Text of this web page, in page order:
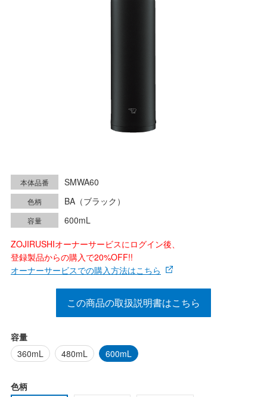
本体品番 SMWA60
色柄 BA（ブラック）
容量
600mL
ZOJIRUSHIオーナーサービスにログイン後、
登録製品からの購入で20%OFF!!
オーナーサービスでの購入方法はこちら
この商品の取扱説明書はこちら
容量
360mL
480mL 600mL
色柄